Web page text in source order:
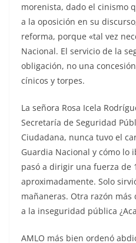
morenista, dado el cinismo
a la oposición en su
reforma, porque «tal vez
Nacional. El servicio de la
obligación, no una
cínicos y torpes.
La señora Rosa Icela
Secretaría de Seguridad
Ciudadana, nunca tuvo el
Guardia Nacional y cómo lo
pasó a dirigir una fuerza de
aproximadamente. Solo
mañaneras. Otra razón
a la inseguridad pública
AMLO más bien ordenó